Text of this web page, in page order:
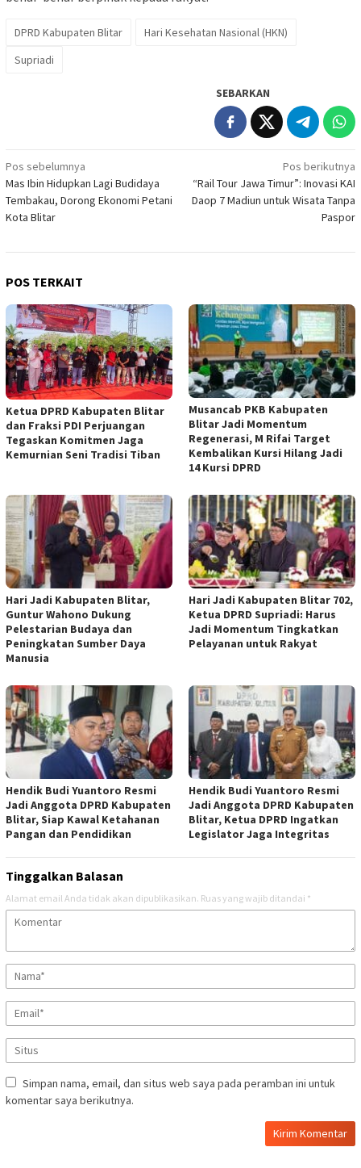
DPRD Kabupaten Blitar
Hari Kesehatan Nasional (HKN)
Supriadi
SEBARKAN
Navigasi
pos
Pos sebelumnya
Mas Ibin Hidupkan Lagi Budidaya
Tembakau, Dorong Ekonomi Petani
Kota Blitar
Pos berikutnya
“Rail Tour Jawa Timur”: Inovasi KAI
Daop 7 Madiun untuk Wisata Tanpa
Paspor
POS TERKAIT
Ketua DPRD Kabupaten Blitar
dan Fraksi PDI Perjuangan
Tegaskan Komitmen Jaga
Kemurnian Seni Tradisi Tiban
Musancab PKB Kabupaten
Blitar Jadi Momentum
Regenerasi, M Rifai Target
Kembalikan Kursi Hilang Jadi
14 Kursi DPRD
Hari Jadi Kabupaten Blitar,
Guntur Wahono Dukung
Pelestarian Budaya dan
Peningkatan Sumber Daya
Manusia
Hari Jadi Kabupaten Blitar 702,
Ketua DPRD Supriadi: Harus
Jadi Momentum Tingkatkan
Pelayanan untuk Rakyat
Hendik Budi Yuantoro Resmi
Jadi Anggota DPRD Kabupaten
Blitar, Siap Kawal Ketahanan
Pangan dan Pendidikan
Hendik Budi Yuantoro Resmi
Jadi Anggota DPRD Kabupaten
Blitar, Ketua DPRD Ingatkan
Legislator Jaga Integritas
Tinggalkan Balasan
Alamat email Anda tidak akan dipublikasikan. Ruas yang wajib ditandai *
Simpan nama, email, dan situs web saya pada peramban ini untuk
komentar saya berikutnya.